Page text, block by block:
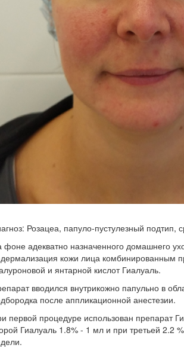
Розацеа, папуло-пустулезный подтип,
фоне адекватно назначенного домашнего
кожи лица комбинированным
и янтарной кислот Гиалуаль.
вводился внутрикожно папульно в
после аппликационной анестезии.
первой процедуре использован препарат
Гиалуаль 1.8% - 1 мл и при третьей 2.2